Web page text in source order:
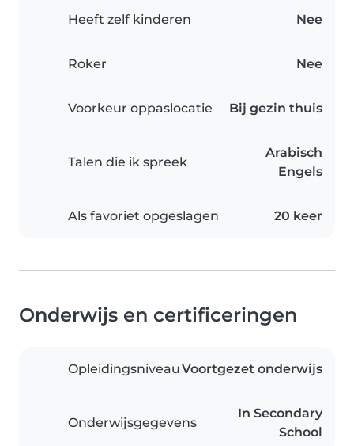
Heeft zelf kinderen Nee
Roker Nee
Voorkeur oppaslocatie Bij gezin thuis
Talen die ik spreek
Arabisch
Engels
Als favoriet opgeslagen 20 keer
Onderwijs en certificeringen
OpleidingsniveauVoortgezet onderwijs
Onderwijsgegevens
In Secondary
School